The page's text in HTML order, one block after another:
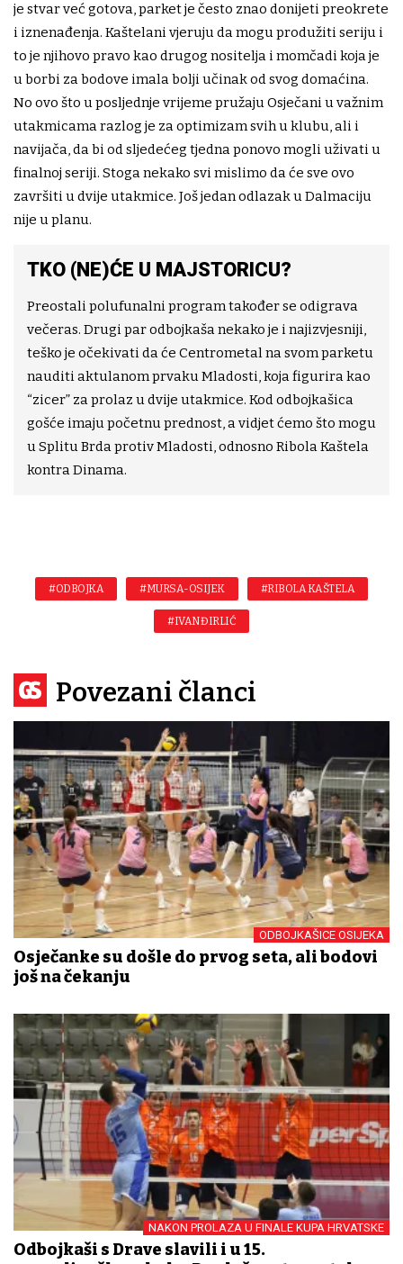
je stvar već gotova, parket je često znao donijeti preokrete
i iznenađenja. Kaštelani vjeruju da mogu produžiti seriju i
to je njihovo pravo kao drugog nositelja i momčadi koja je
u borbi za bodove imala bolji učinak od svog domaćina.
No ovo što u posljednje vrijeme pružaju Osječani u važnim
utakmicama razlog je za optimizam svih u klubu, ali i
navijača, da bi od sljedećeg tjedna ponovo mogli uživati u
finalnoj seriji. Stoga nekako svi mislimo da će sve ovo
završiti u dvije utakmice. Još jedan odlazak u Dalmaciju
nije u planu.
TKO (NE)ĆE U MAJSTORICU?
Preostali polufunalni program također se odigrava
večeras. Drugi par odbojkaša nekako je i najizvjesniji,
teško je očekivati da će Centrometal na svom parketu
nauditi aktulanom prvaku Mladosti, koja figurira kao
“zicer” za prolaz u dvije utakmice. Kod odbojkašica
gošće imaju početnu prednost, a vidjet ćemo što mogu
u Splitu Brda protiv Mladosti, odnosno Ribola Kaštela
kontra Dinama.
#ODBOJKA #MURSA-OSIJEK #RIBOLA KAŠTELA
#IVAN ĐIRLIĆ
Povezani članci
ODBOJKAŠICE OSIJEKA
Osječanke su došle do prvog seta, ali bodovi
još na čekanju
NAKON PROLAZA U FINALE KUPA HRVATSKE
Odbojkaši s Drave slavili i u 15.